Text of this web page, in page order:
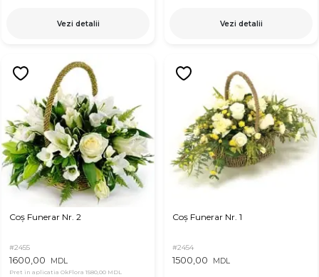
Vezi detalii Vezi detalii
Coș Funerar Nr. 2
#2455
1600,00 MDL
Pret in aplicatia OkFlora 1580,00 MDL
Coș Funerar Nr. 1
#2454
1500,00 MDL